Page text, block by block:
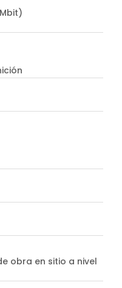
obra en sitio a nivel